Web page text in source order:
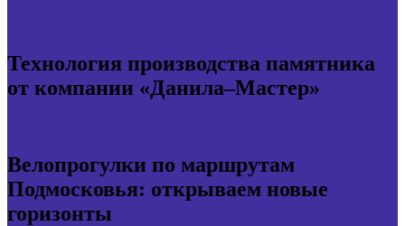
Технология производства памятника
от компании «Данила–Мастер»
Велопрогулки по маршрутам
Подмосковья: открываем новые
горизонты